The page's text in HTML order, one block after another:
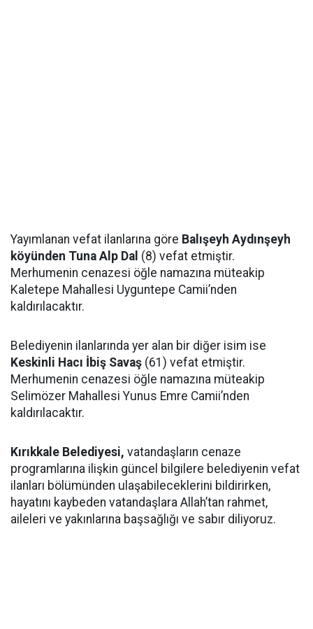
Yayımlanan vefat ilanlarına göre Balışeyh Aydınşeyh
köyünden Tuna Alp Dal (8) vefat etmiştir.
Merhumenin cenazesi öğle namazına müteakip
Kaletepe Mahallesi Uyguntepe Camii’nden
kaldırılacaktır.
Belediyenin ilanlarında yer alan bir diğer isim ise
Keskinli Hacı İbiş Savaş (61) vefat etmiştir.
Merhumenin cenazesi öğle namazına müteakip
Selimözer Mahallesi Yunus Emre Camii’nden
kaldırılacaktır.
Kırıkkale Belediyesi, vatandaşların cenaze
programlarına ilişkin güncel bilgilere belediyenin vefat
ilanları bölümünden ulaşabileceklerini bildirirken,
hayatını kaybeden vatandaşlara Allah’tan rahmet,
aileleri ve yakınlarına başsağlığı ve sabır diliyoruz.